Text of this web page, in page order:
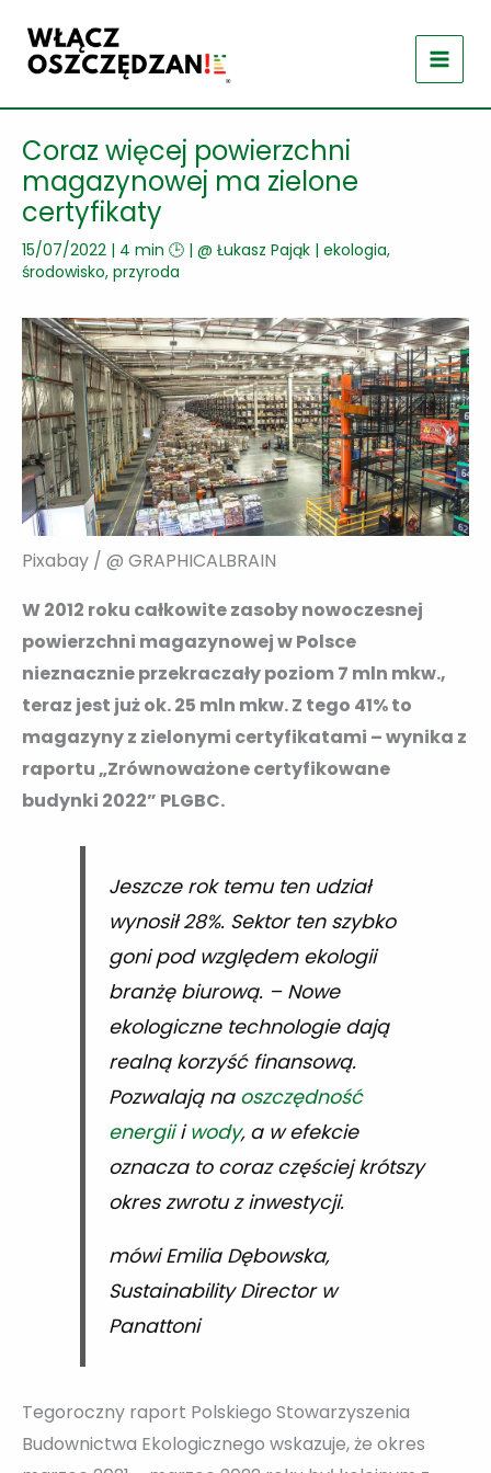
treści
Coraz więcej powierzchni
magazynowej ma zielone
certyfikaty
15/07/2022 | 4 min 🕒 | @ Łukasz Pająk | ekologia,
środowisko, przyroda
Pixabay / @ GRAPHICALBRAIN
W 2012 roku całkowite zasoby nowoczesnej
powierzchni magazynowej w Polsce
nieznacznie przekraczały poziom 7 mln mkw.,
teraz jest już ok. 25 mln mkw. Z tego 41% to
magazyny z zielonymi certyfikatami – wynika z
raportu „Zrównoważone certyfikowane
budynki 2022” PLGBC.
Jeszcze rok temu ten udział
wynosił 28%. Sektor ten szybko
goni pod względem ekologii
branżę biurową. – Nowe
ekologiczne technologie dają
realną korzyść finansową.
Pozwalają na oszczędność
energiiiwody, a w efekcie
oznacza to coraz częściej krótszy
okres zwrotu z inwestycji.
mówi Emilia Dębowska,
Sustainability Director w
Panattoni
Tegoroczny raport Polskiego Stowarzyszenia
Budownictwa Ekologicznego wskazuje, że okres